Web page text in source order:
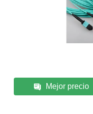
Mejor precio